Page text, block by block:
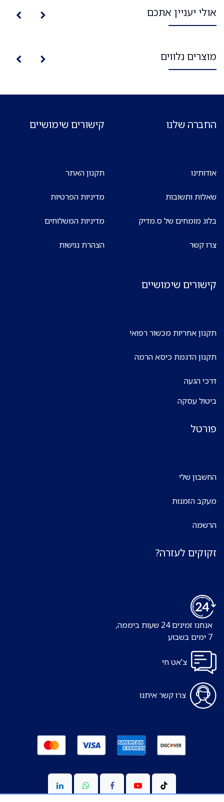
אולי יעניין אתכם
מוצרים נלווים
החברה שלנו
אודותינו
שאלות ותשובות
בלוג מומחים של ס.מדיק
צרו קשר
קישורים שימושיים
תקנון האתר
מדיניות הפרטיות
מדיניות המשלוחים
הצהרת נגישות
קישורים שימושיים
תקנון אחריות מכשור רפואי
תקנון הדגמת כיסא הרמה
דרכי הגעה
ביטול עסקה
פורטל
החשבון שלי
מעקב הזמנות
הרשמה
זקוקים לעזרה?
אנחנו זמינים 24 שעות ביממה,
צ'אט חי
צרו קשר איתנו